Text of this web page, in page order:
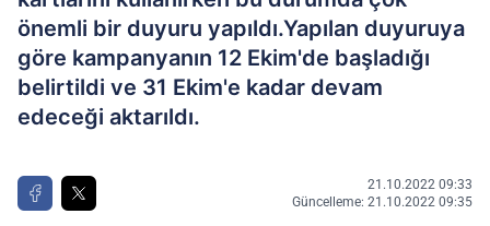
önemli bir duyuru yapıldı.Yapılan duyuruya
göre kampanyanın 12 Ekim'de başladığı
belirtildi ve 31 Ekim'e kadar devam
edeceği aktarıldı.
21.10.2022 09:33
Güncelleme: 21.10.2022 09:35